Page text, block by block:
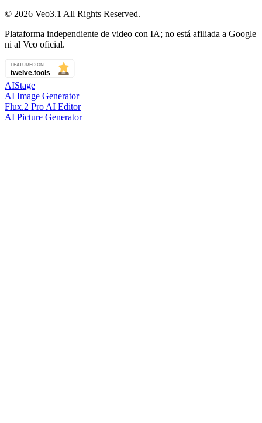
© 2026 Veo3.1 All Rights Reserved.
Plataforma independiente de video con IA; no está afiliada a Google
ni al Veo oficial.
AIStage
AI Image Generator
Flux.2 Pro AI Editor
AI Picture Generator